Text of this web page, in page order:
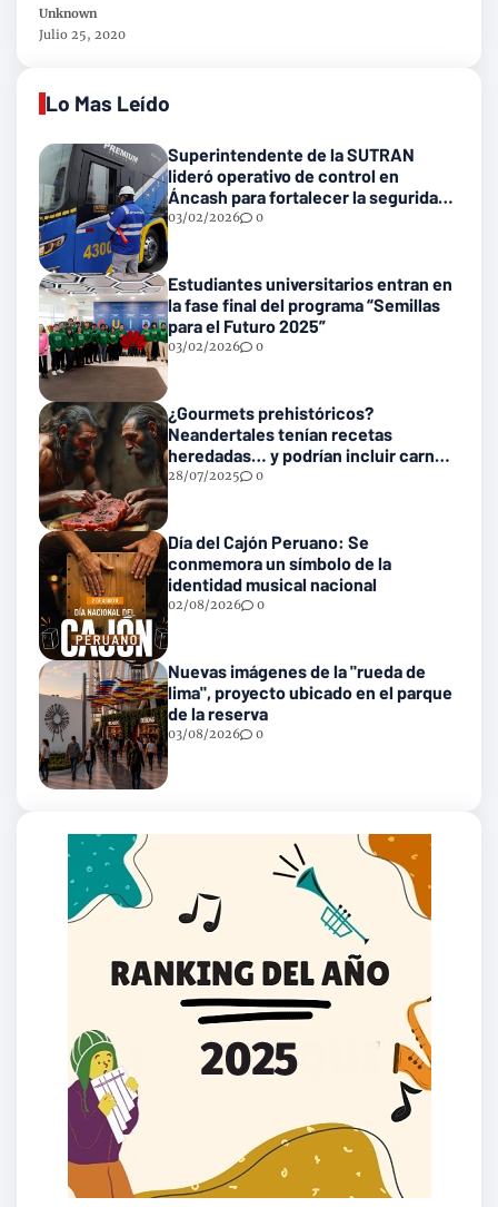
Unknown
Julio 25, 2020
Lo Mas Leído
Superintendente de la SUTRAN
lideró operativo de control en
Áncash para fortalecer la seguridad
en las vías nacionales
03/02/2026 0
Estudiantes universitarios entran en
la fase final del programa “Semillas
para el Futuro 2025”
03/02/2026 0
¿Gourmets prehistóricos?
Neandertales tenían recetas
heredadas… y podrían incluir carne
con gusanos
28/07/2025 0
Día del Cajón Peruano: Se
conmemora un símbolo de la
identidad musical nacional
02/08/2026 0
Nuevas imágenes de la "rueda de
lima", proyecto ubicado en el parque
de la reserva
03/08/2026 0